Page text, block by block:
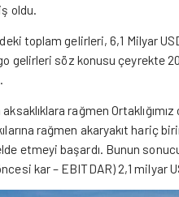
oldu.
toplam gelirleri, 6,1 Milyar
gelirleri söz konusu çeyrekte
rağmen
rağmen akaryakıt hariç
etmeyi başardı. Bunun
kar – EBITDAR) 2,1 milyar